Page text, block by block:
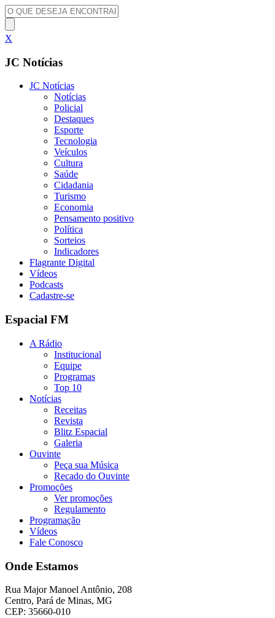
X
JC Notícias
JC Notícias
Notícias
Policial
Destaques
Esporte
Tecnologia
Veículos
Cultura
Saúde
Cidadania
Turismo
Economia
Pensamento positivo
Política
Sorteios
Indicadores
Flagrante Digital
Vídeos
Podcasts
Cadastre-se
Espacial FM
A Rádio
Institucional
Equipe
Programas
Top 10
Notícias
Receitas
Revista
Blitz Espacial
Galeria
Ouvinte
Peça sua Música
Recado do Ouvinte
Promoções
Ver promoções
Regulamento
Programação
Vídeos
Fale Conosco
Onde Estamos
Rua Major Manoel Antônio, 208
Centro, Pará de Minas, MG
CEP: 35660-010